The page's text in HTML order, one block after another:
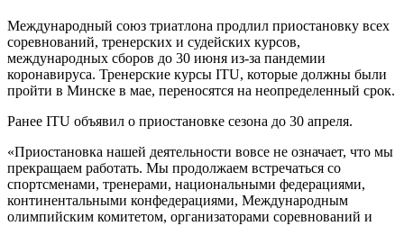
Международный союз триатлона продлил приостановку всех
соревнований, тренерских и судейских курсов,
международных сборов до 30 июня из-за пандемии
коронавируса. Тренерские курсы ITU, которые должны были
пройти в Минске в мае, переносятся на неопределенный срок.
Ранее ITU объявил о приостановке сезона до 30 апреля.
«Приостановка нашей деятельности вовсе не означает, что мы
прекращаем работать. Мы продолжаем встречаться со
спортсменами, тренерами, национальными федерациями,
континентальными конфедерациями, Международным
олимпийским комитетом, организаторами соревнований и